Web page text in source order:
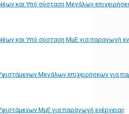
και Υπό σύσταση Μεγάλων
και Υπό σύσταση ΜμΕ για παραγωγή
Μεγάλων επιχειρήσεων για
ΜμΕ για παραγωγή ενέργειας